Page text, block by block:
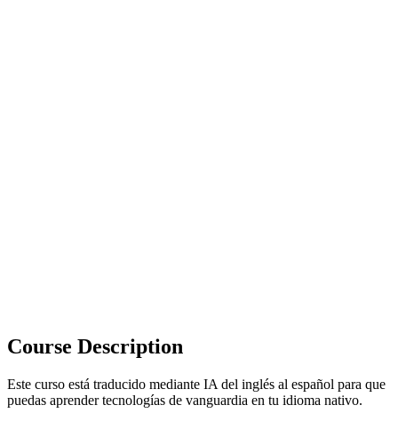
Course Description
Este curso está traducido mediante IA del inglés al español para que
puedas aprender tecnologías de vanguardia en tu idioma nativo.